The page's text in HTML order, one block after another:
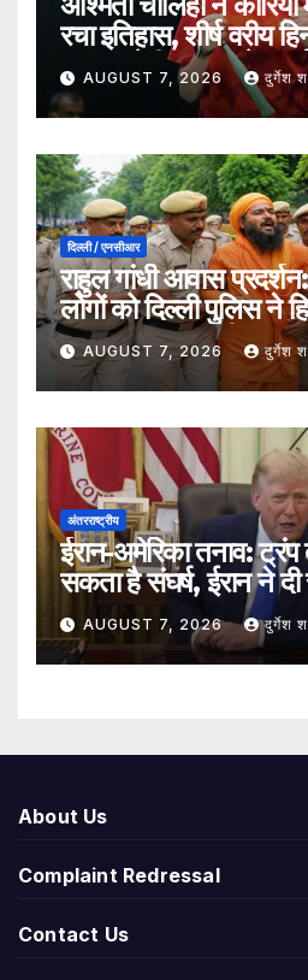
रचा इतिहास, शीर्ष वरीय
हराकर सेमीफाइनल में
AUGUST 7, 2026 दुर्गेश
दिल्ली / एनसीआर
राहुल गांधी आवास
लोगों को दिल्ली पुलिस ने
सुरक्षा व्यवस्था कड़ी
AUGUST 7, 2026 दुर्गेश
अंतरराष्ट्रीय
ईरान-अमेरिका तनाव:
सकता है संघर्ष, ईरान ने
AUGUST 7, 2026 दुर्गेश
About Us
Complaint Redressal
Contact Us